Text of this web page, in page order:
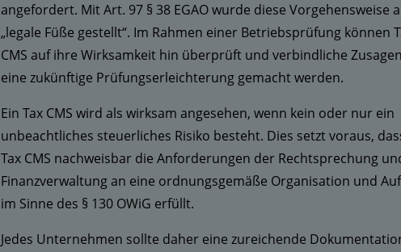
angefordert. Mit Art. 97 § 38 EGAO wurde diese Vorgehensweise
„legale Füße gestellt“. Im Rahmen einer Betriebsprüfung können
CMS auf ihre Wirksamkeit hin überprüft und verbindliche
eine zukünftige Prüfungserleichterung gemacht werden.
Ein Tax CMS wird als wirksam angesehen, wenn kein oder nur ein
unbeachtliches steuerliches Risiko besteht. Dies setzt voraus,
Tax CMS nachweisbar die Anforderungen der Rechtsprechung
Finanzverwaltung an eine ordnungsgemäße Organisation und
im Sinne des § 130 OWiG erfüllt.
Jedes Unternehmen sollte daher eine zureichende